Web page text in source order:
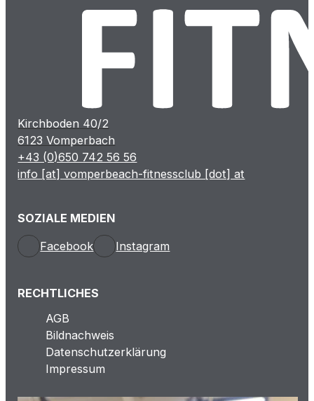
Kirchboden 40/2
6123 Vomperbach
+43 (0)650 742 56 56
info [at] vomperbeach-fitnessclub [dot] at
SOZIALE MEDIEN
Facebook
Instagram
RECHTLICHES
AGB
Bildnachweis
Datenschutzerklärung
Impressum